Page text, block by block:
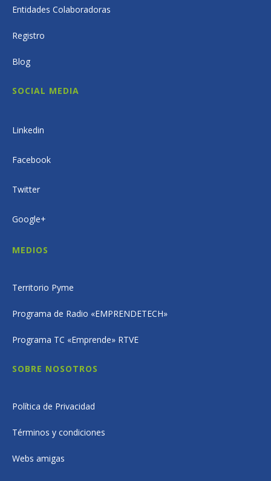
Entidades Colaboradoras
Registro
Blog
SOCIAL MEDIA
Linkedin
Facebook
Twitter
Google+
MEDIOS
Territorio Pyme
Programa de Radio «EMPRENDETECH»
Programa TC «Emprende» RTVE
SOBRE NOSOTROS
Política de Privacidad
Términos y condiciones
Webs amigas